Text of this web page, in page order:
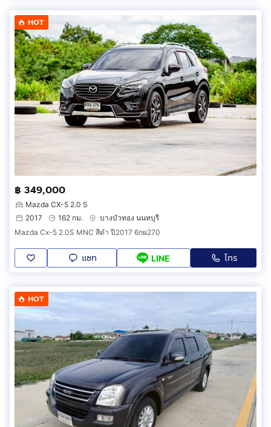
HOT
฿ 349,000
Mazda CX-5 2.0 S
2017
162 กม.
บางบัวทอง นนทบุรี
Mazda Cx-5 2.0S MNC สีดำ ปี2017 6กผ270
แชท LINE โทร
HOT